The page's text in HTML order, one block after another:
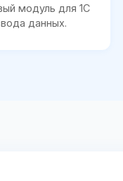
модуль для 1С
данных.